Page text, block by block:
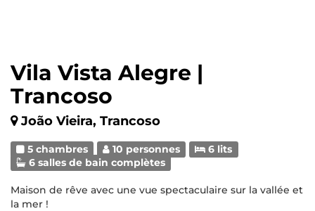
Vila Vista Alegre |
Trancoso
João Vieira, Trancoso
5 chambres 10 personnes
6 lits
6 salles de bain complètes
Maison de rêve avec une vue spectaculaire sur la vallée et
la mer !